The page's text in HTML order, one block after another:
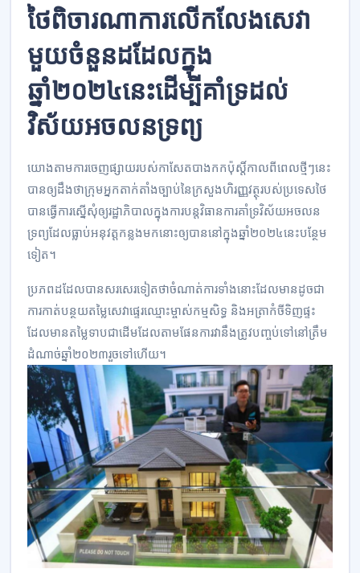
ថៃពិចារណាការលើកលែងសេវា
មួយចំនួនដដែលក្នុង
ឆ្នាំ២០២៤នេះដើម្បីគាំទ្រដល់
វិស័យអចលនទ្រព្យ
យោងតាមការចេញផ្សាយរបស់កាសែតបាងកកប៉ុស្តិ៍កាលពីពេលថ្មីៗនេះ
បានឲ្យដឹងថាក្រុមអ្នកតាក់តាំងច្បាប់នៃក្រសួងហិរញ្ញវត្ថុរបស់ប្រទេសថៃ
បានធ្វើការស្នើសុំឲ្យរដ្ឋាភិបាលក្នុងការបន្តវិធានការគាំទ្រវិស័យអចលន
ទ្រព្យដែលធ្លាប់អនុវត្តកន្លងមកនោះឲ្យបាននៅក្នុងឆ្នាំ២០២៤នេះបន្ថែម
ទៀត។
ប្រភពដដែលបានសរសេរទៀតថាចំណាត់ការទាំងនោះដែលមានដូចជា
ការកាត់បន្ថយតម្លៃសេវាផ្ទេរឈ្មោះម្ចាស់កម្មសិទ្ធ និងអត្រាកំចីទិញផ្ទះ
ដែលមានតម្លៃទាបជាដើមដែលតាមផែនការវានឹងត្រូវបញ្ចប់ទៅនៅត្រឹម
ដំណាច់ឆ្នាំ២០២៣រួចទៅហើយ។